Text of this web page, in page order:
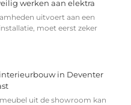
werken aan elektra
uitvoert aan een
moet eerst zeker
in Deventer
uit de showroom kan